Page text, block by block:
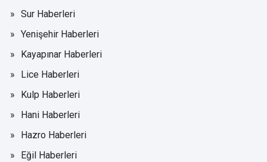
Sur Haberleri
Yenişehir Haberleri
Kayapınar Haberleri
Lice Haberleri
Kulp Haberleri
Hani Haberleri
Hazro Haberleri
Eğil Haberleri